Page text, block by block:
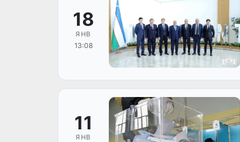
18
ЯНВ
13:08
11
ЯНВ